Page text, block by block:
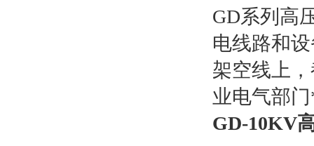
GD系列高
电线路和
架空线上
业电气部
GD-10KV